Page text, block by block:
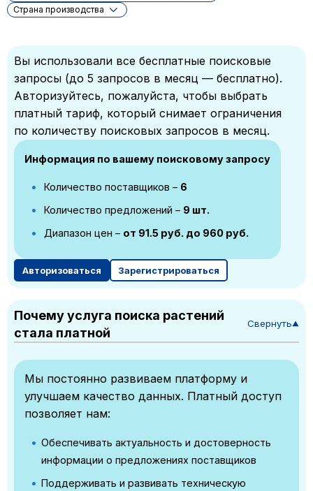
Cтрана производства
Вы использовали все бесплатные поисковые
запросы (до 5 запросов в месяц — бесплатно).
Авторизуйтесь, пожалуйста, чтобы выбрать
платный тариф, который снимает ограничения
по количеству поисковых запросов в месяц.
Информация по вашему поисковому запросу
Количество поставщиков – 6
Количество предложений – 9 шт.
Диапазон цен – от 91.5 руб. до 960 руб.
Авторизоваться Зарегистрироваться
Почему услуга поиска растений
стала платной
Свернуть▼
Мы постоянно развиваем платформу и
улучшаем качество данных. Платный доступ
позволяет нам:
Обеспечивать актуальность и достоверность
информации о предложениях поставщиков
Поддерживать и развивать техническую